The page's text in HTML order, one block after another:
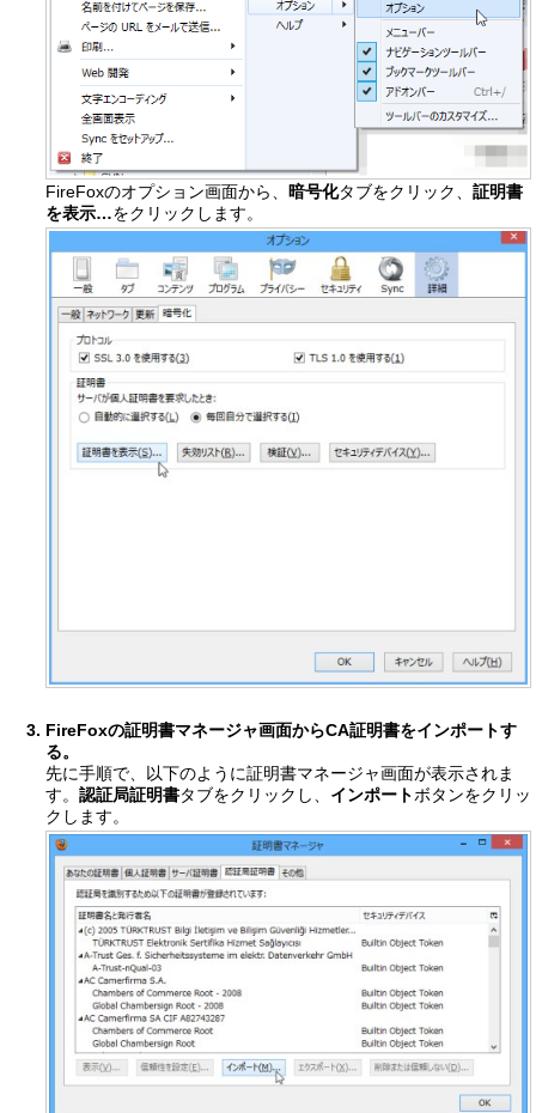
FireFoxのオプション画面から、 暗号化タブをクリック、 証明書
を表示…をクリックします。
FireFoxの証明書マネージャ画面からCA証明書をインポートす
る。
先に手順で、以下のように証明書マネージャ画面が表示されま
す。 認証局証明書タブをクリックし、 インポートボタンをクリッ
クします。